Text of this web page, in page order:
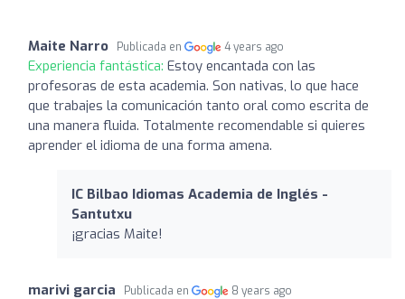
Maite Narro Publicada en 4 years ago
Experiencia fantástica: Estoy encantada con las
profesoras de esta academia. Son nativas, lo que hace
que trabajes la comunicación tanto oral como escrita de
una manera fluida. Totalmente recomendable si quieres
aprender el idioma de una forma amena.
IC Bilbao Idiomas Academia de Inglés -
Santutxu
¡gracias Maite!
marivi garcia Publicada en 8 years ago